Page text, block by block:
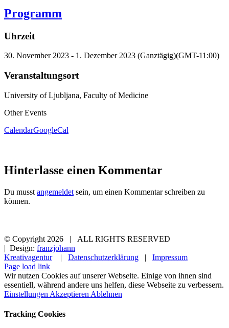
Programm
Uhrzeit
30. November 2023 - 1. Dezember 2023 (Ganztägig)(GMT-11:00)
Veranstaltungsort
University of Ljubljana, Faculty of Medicine
Other Events
CalendarGoogleCal
Hinterlasse einen Kommentar
Du musst angemeldet sein, um einen Kommentar schreiben zu
können.
© Copyright 2026 | ALL RIGHTS RESERVED
| Design: franzjohann
Kreativagentur| Datenschutzerklärung | Impressum
Page load link
Wir nutzen Cookies auf unserer Webseite. Einige von ihnen sind
essentiell, während andere uns helfen, diese Webseite zu verbessern.
Einstellungen Akzeptieren Ablehnen
Tracking Cookies